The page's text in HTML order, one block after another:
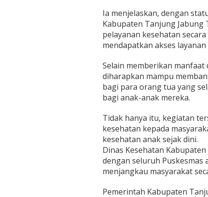
d
N
y
t
P
r
o
r
m
M
E
R
A
T
A
a
Ia menjelaskan, dengan
Kabupaten Tanjung
pelayanan kesehatan
mendapatkan akses
Selain memberikan
diharapkan mampu
bagi para orang tua yang
bagi anak-anak mereka.
Tidak hanya itu, kegiatan
kesehatan kepada
kesehatan anak sejak dini.
Dinas Kesehatan
dengan seluruh Puskesmas
menjangkau masyarakat
Pemerintah Kabupaten